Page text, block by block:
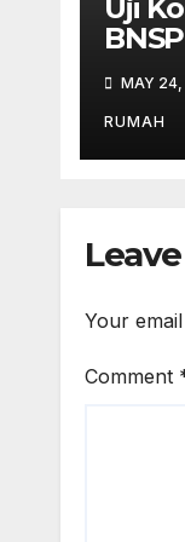
Uji
Bekasi
MAY
RUMAH
Your
Comment